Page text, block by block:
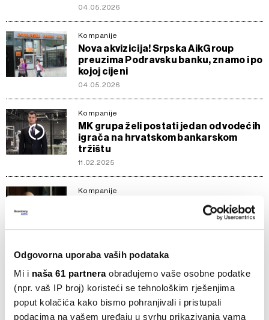
Odgovorna uporaba vaših podataka
Mi i naša 61 partneraobrađujemo vaše osobne podatke
(npr. vaš IP broj) koristeći se tehnološkim rješenjima
poput kolačića kako bismo pohranjivali i pristupali
podacima na vašem uređaju u svrhu prikazivanja vama
04.05.2026
Kompanije
Nova akvizicija! Srpska AikGroup
preuzima Podravsku banku, znamo i po
kojoj cijeni
04.05.2026
Kompanije
MK grupa želi postati jedan od vodećih
igrača na hrvatskom bankarskom
tržištu
11.02.2025
Kompanije
Od radničke obitelji do balkanskog
milijunaša, tko je bio Miodrag Kostić
13.11.2024
Kompanije
Alta Pay ima trećinu glasačkih prava u
Addiku, ali tu ima i jedan problem
21.05.2024